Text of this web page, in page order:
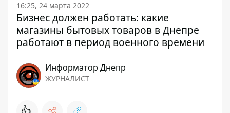
16:25, 24 марта 2022
Бизнес должен работать: какие
магазины бытовых товаров в Днепре
работают в период военного времени
Информатор Днепр
ЖУРНАЛИСТ